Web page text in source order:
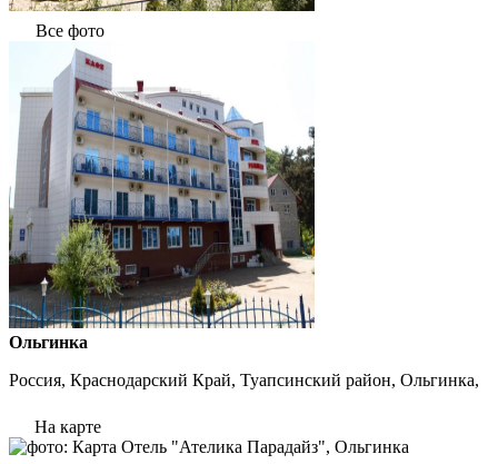
Все фото
Ольгинка
Россия, Краснодарский Край, Туапсинский район, Ольгинка,
На карте